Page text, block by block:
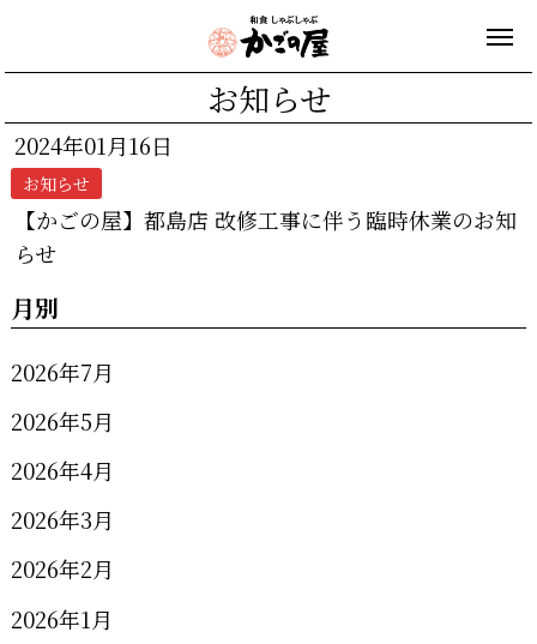
お知らせ
2024年01月16日
お知らせ
【かごの屋】都島店 改修工事に伴う臨時休業のお知
らせ
月別
2026年7月
2026年5月
2026年4月
2026年3月
2026年2月
2026年1月